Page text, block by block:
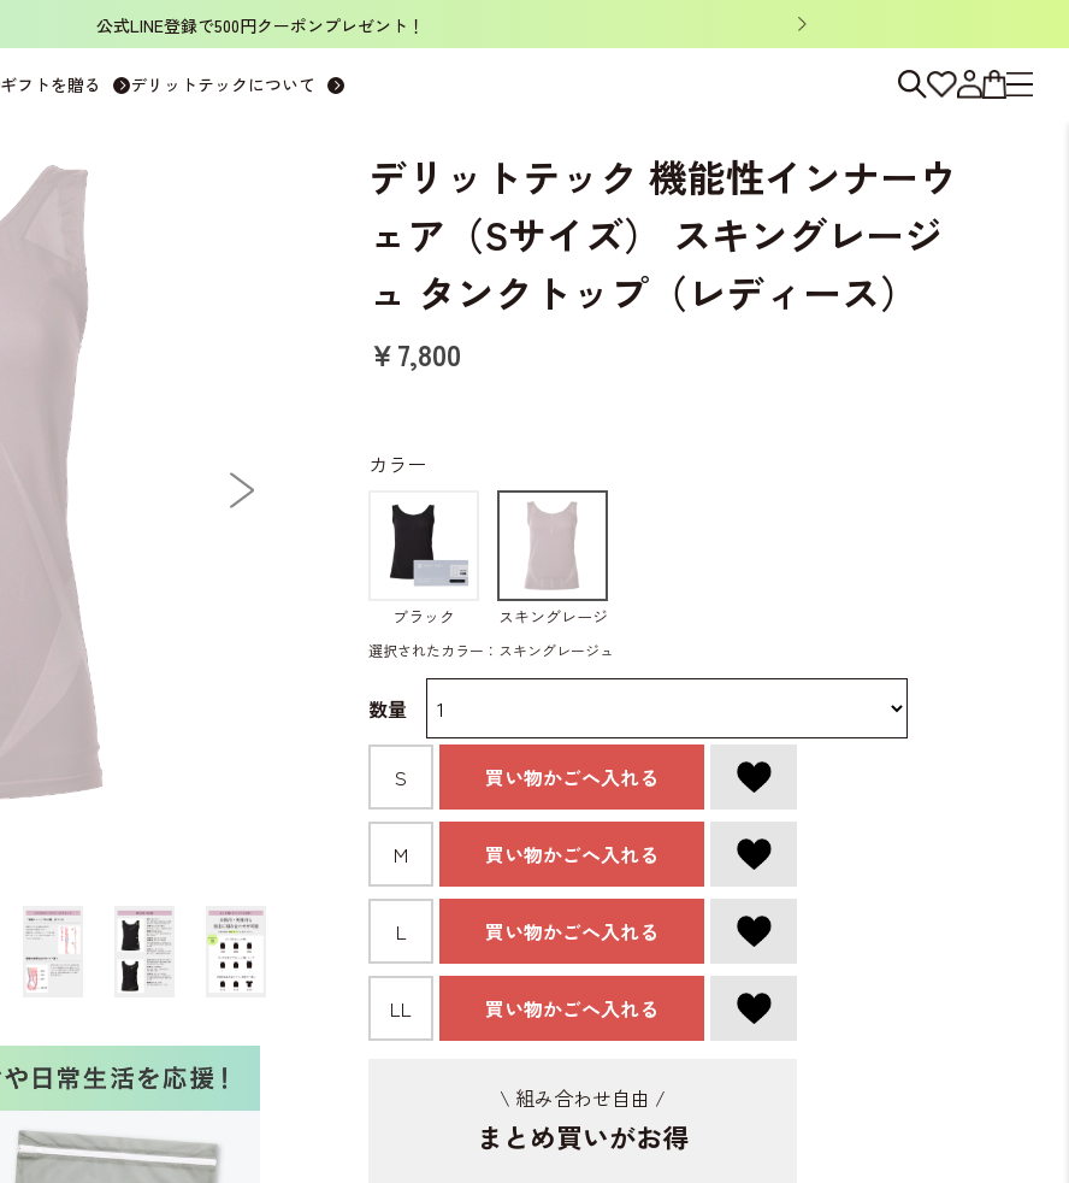
公式LINE登録で500円クーポンプレゼント！
ギフトを贈る デリットテックについて
デリットテック 機能性インナーウェア（Sサイズ） スキングレージュ タンクトップ（レディース）
デリットテック 機能性インナーウ
ェア（Sサイズ） スキングレージ
ュ タンクトップ（レディース）
￥7,800
\ 組み合わせ自由 /
まとめ買いがお得
カラー
ブラック
スキングレージ
ュ
選択されたカラー：スキングレージュ
数量
S 買い物かごへ入れる
M 買い物かごへ入れる
L 買い物かごへ入れる
LL 買い物かごへ入れる